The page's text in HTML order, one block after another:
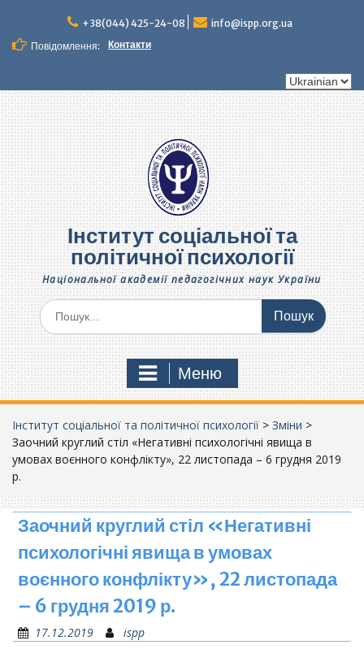
вмісту
+38(044) 425-24-08
info@ispp.org.ua
Повідомлення:
Контакти
Вибрати
Інститут соціальної та
політичної психології
Національної академії педагогічних наук України
Шукати:
Меню
Інститут соціальної та політичної психології > Зміни >
Заочний круглий стіл «Негативні психологічні явища в
умовах воєнного конфлікту», 22 листопада – 6 грудня 2019
р.
Заочний круглий стіл «Негативні
психологічні явища в умовах
воєнного конфлікту», 22 листопада
– 6 грудня 2019 р.
17.12.2019 ispp